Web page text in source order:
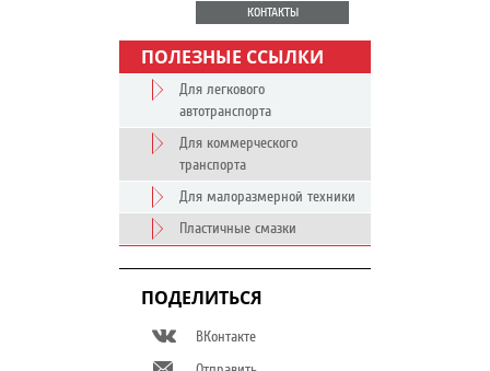
КОНТАКТЫ
ПОЛЕЗНЫЕ ССЫЛКИ
Для легкового
автотранспорта
Для коммерческого
транспорта
Для малоразмерной техники
Пластичные смазки
ПОДЕЛИТЬСЯ
ВКонтакте